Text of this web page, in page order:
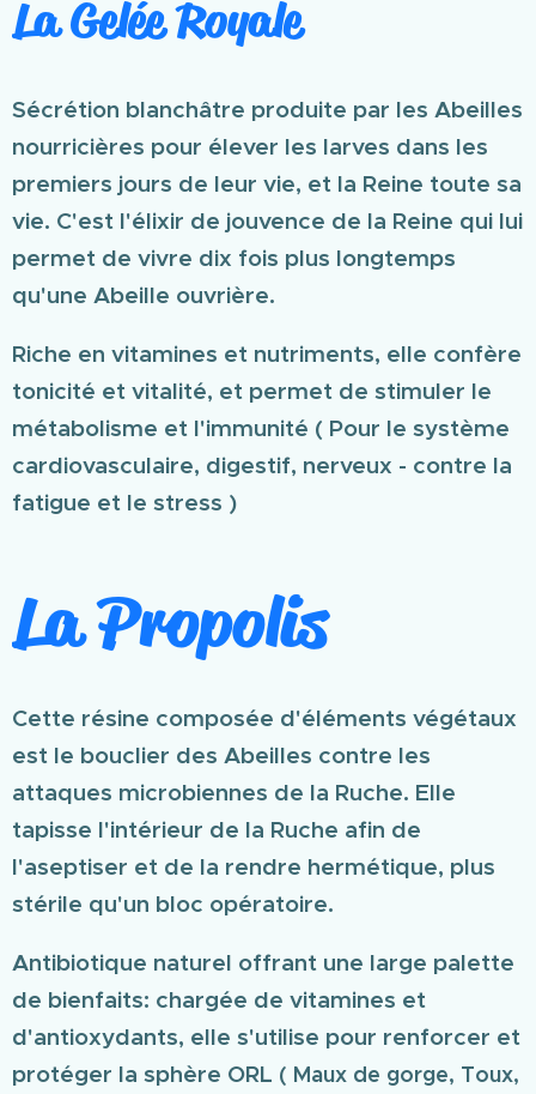
La Gelée Royale
Sécrétion blanchâtre produite par les Abeilles
nourricières pour élever les larves dans les
premiers jours de leur vie, et la Reine toute sa
vie. C'est l'élixir de jouvence de la Reine qui lui
permet de vivre dix fois plus longtemps
qu'une Abeille ouvrière.
Riche en vitamines et nutriments, elle confère
tonicité et vitalité, et permet de stimuler le
métabolisme et l'immunité ( Pour le système
cardiovasculaire, digestif, nerveux - contre la
fatigue et le stress )
La Propolis
Cette résine composée d'éléments végétaux
est le bouclier des Abeilles contre les
attaques microbiennes de la Ruche. Elle
tapisse l'intérieur de la Ruche afin de
l'aseptiser et de la rendre hermétique, plus
stérile qu'un bloc opératoire.
Antibiotique naturel offrant une large palette
de bienfaits: chargée de vitamines et
d'antioxydants, elle s'utilise pour renforcer et
protéger la sphère ORL ( Maux de gorge, Toux,